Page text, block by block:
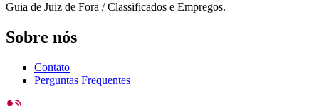
Guia de Juiz de Fora / Classificados e Empregos.
Sobre nós
Contato
Perguntas Frequentes